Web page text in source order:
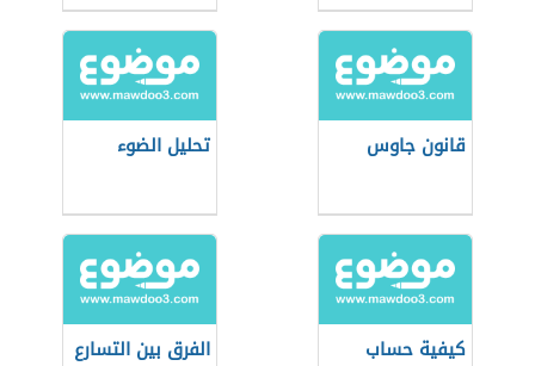
والتوازي
قانون جاوس تحليل الضوء
كيفية حساب
الفرق بين التسارع